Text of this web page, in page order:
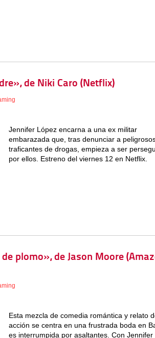
de Niki Caro (Netflix)
Jennifer López encarna a una ex militar
embarazada que, tras denunciar a
traficantes de drogas, empieza a ser
por ellos. Estreno del viernes 12 en Netflix.
plomo», de Jason Moore
Esta mezcla de comedia romántica y relato
acción se centra en una frustrada boda en
es interrumpida por asaltantes. Con Jennifer